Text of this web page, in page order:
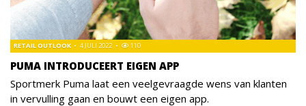
PUMA INTRODUCEERT EIGEN APP
RETAIL OUTLOOK 4 JULI 2022 110
Sportmerk Puma laat een veelgevraagde wens van klanten
in vervulling gaan en bouwt een eigen app.